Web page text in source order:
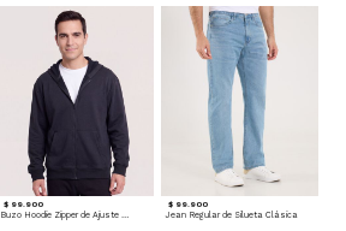
$ 99.900
Buzo Hoodie Zipper de Ajuste Cómodo
$ 99.900
Jean Regular de Silueta Clásica